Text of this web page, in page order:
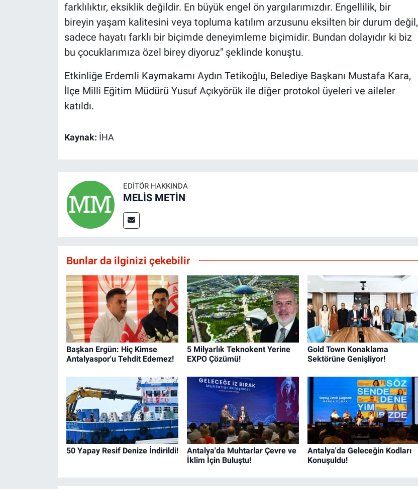
farklılıktır, eksiklik değildir. En büyük engel ön yargılarımızdır. Engellilik, bir
bireyin yaşam kalitesini veya topluma katılım arzusunu eksilten bir durum değil,
sadece hayatı farklı bir biçimde deneyimleme biçimidir. Bundan dolayıdır ki biz
bu çocuklarımıza özel birey diyoruz" şeklinde konuştu.
Etkinliğe Erdemli Kaymakamı Aydın Tetikoğlu, Belediye Başkanı Mustafa Kara,
İlçe Milli Eğitim Müdürü Yusuf Açıkyörük ile diğer protokol üyeleri ve aileler
katıldı.
Kaynak: İHA
EDITÖR HAKKINDA
MELİS METİN
Bunlar da ilginizi çekebilir
Başkan Ergün: Hiç Kimse
Antalyaspor'u Tehdit Edemez!
5 Milyarlık Teknokent Yerine
EXPO Çözümü!
Gold Town Konaklama
Sektörüne Genişliyor!
50 Yapay Resif Denize İndirildi!
Antalya'da Muhtarlar Çevre ve
İklim İçin Buluştu!
Antalya'da Geleceğin Kodları
Konuşuldu!